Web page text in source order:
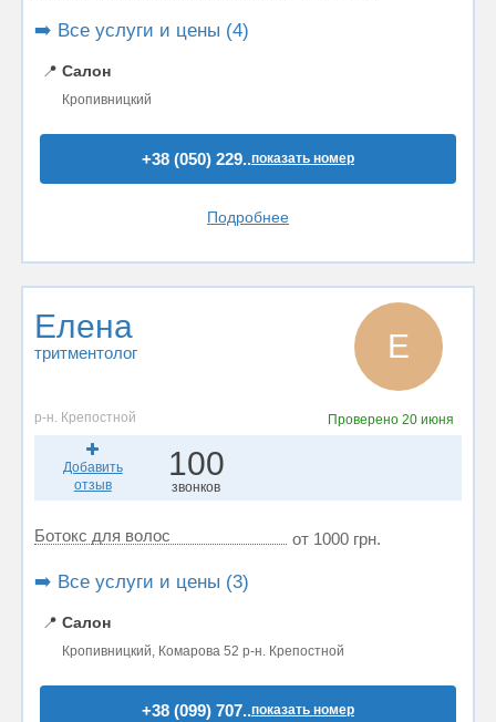
➡️ Все услуги и цены (4)
📍 Салон
Кропивницкий
+38 (050) 229..показать номер
Подробнее
Елена
тритментолог Е
р-н. Крепостной Проверено 20 июня
Добавить
отзыв
100
звонков
Ботокс для волос от 1000 грн.
➡️ Все услуги и цены (3)
📍 Салон
Кропивницкий, Комарова 52 р-н. Крепостной
+38 (099) 707..показать номер